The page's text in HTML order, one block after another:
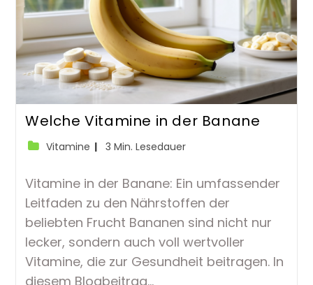
Welche Vitamine in der Banane
Beitrags-
Vitamine Lesedauer:
3 Min. Lesedauer
Vitamine in der Banane: Ein umfassender
Leitfaden zu den Nährstoffen der
beliebten Frucht Bananen sind nicht nur
lecker, sondern auch voll wertvoller
Vitamine, die zur Gesundheit beitragen. In
diesem Blogbeitrag…